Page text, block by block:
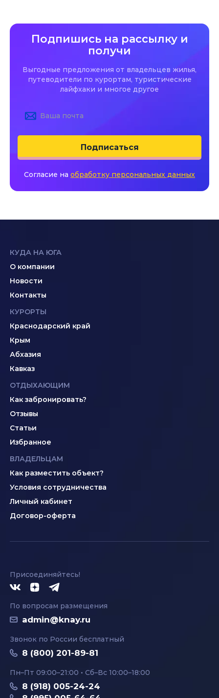
Подпишись на рассылку и
получи
Выгодные предложения от владельцев жилья,
путеводители по курортам, туристические
лайфхаки и многое другое
Подписаться
Согласие на обработку персональных данных
КУДА НА ЮГА
О компании
Новости
Контакты
КУРОРТЫ
Краснодарский край
Крым
Абхазия
Кавказ
ОТДЫХАЮЩИМ
Как забронировать?
Отзывы
Статьи
Избранное
ВЛАДЕЛЬЦАМ
Как разместить объект?
Условия сотрудничества
Личный кабинет
Договор-оферта
Присоединяйтесь!
По вопросам размещения
admin@knay.ru
Звонок по России бесплатный
8 (800) 201-89-81
Пн–Пт 09:00–21:00 • Сб–Вс 10:00–18:00
8 (918) 005-24-24